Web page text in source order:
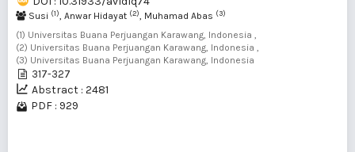
Susi (1), Anwar Hidayat (2), Muhamad Abas (3)
(1) Universitas Buana Perjuangan Karawang, Indonesia ,
(2) Universitas Buana Perjuangan Karawang, Indonesia ,
(3) Universitas Buana Perjuangan Karawang, Indonesia
317-327
Abstract : 2481
PDF : 929